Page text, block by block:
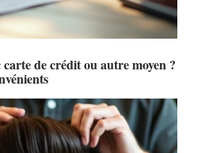
carte de crédit ou autre moyen ?